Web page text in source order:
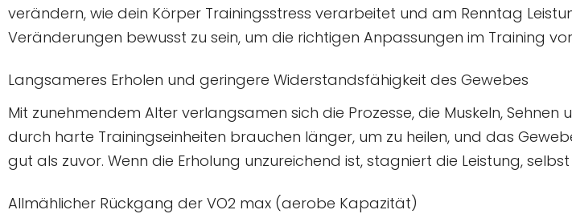
verändern, wie dein Körper Trainingsstress verarbeitet und am Renntag
Veränderungen bewusst zu sein, um die richtigen Anpassungen im Training
Langsameres Erholen und geringere Widerstandsfähigkeit des Gewebes
Mit zunehmendem Alter verlangsamen sich die Prozesse, die Muskeln,
durch harte Trainingseinheiten brauchen länger, um zu heilen, und das
gut als zuvor. Wenn die Erholung unzureichend ist, stagniert die Leistung,
Allmählicher Rückgang der VO2 max (aerobe Kapazität)